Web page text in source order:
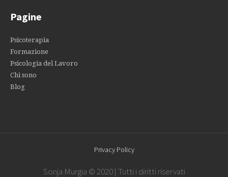
Pagine
Psicoterapia
Formazione
Psicologia del Lavoro
Chi sono
Blog
Privacy Policy
Sonja Murgia © 2020 | Tutti i diritti riservati